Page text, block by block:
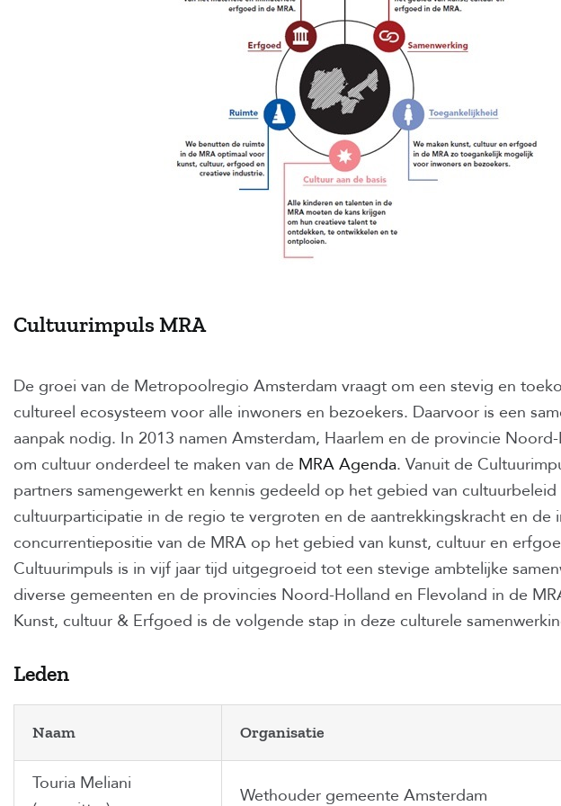
Cultuurimpuls MRA
De groei van de Metropoolregio Amsterdam vraagt om een stevig en
cultureel ecosysteem voor alle inwoners en bezoekers. Daarvoor is een
aanpak nodig. In 2013 namen Amsterdam, Haarlem en de provincie
om cultuur onderdeel te maken van de MRA Agenda. Vanuit de
partners samengewerkt en kennis gedeeld op het gebied van
cultuurparticipatie in de regio te vergroten en de aantrekkingskracht en de
concurrentiepositie van de MRA op het gebied van kunst, cultuur en
Cultuurimpuls is in vijf jaar tijd uitgegroeid tot een stevige ambtelijke
diverse gemeenten en de provincies Noord-Holland en Flevoland in de
Kunst, cultuur & Erfgoed is de volgende stap in deze culturele
Leden
Naam Organisatie
Touria Meliani
Wethouder gemeente Amsterdam